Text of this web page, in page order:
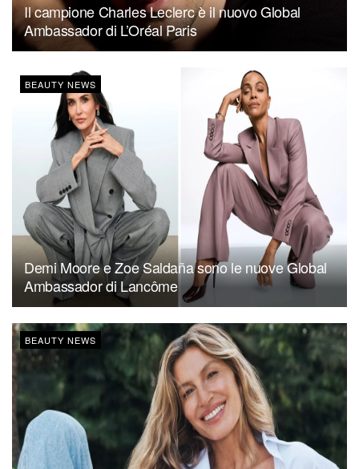
Il campione Charles Leclerc è il nuovo Global
Ambassador di L’Oréal Paris
BEAUTY NEWS
Demi Moore e Zoe Saldaña sono le nuove Global
Ambassador di Lancôme
BEAUTY NEWS